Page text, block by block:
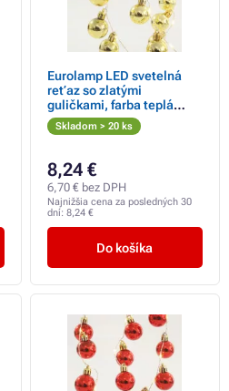
Eurolamp LED svetelná
reťaz so zlatými
guličkami, farba teplá
biela, 36 diód
Skladom > 20 ks
8,24 €
6,70 € bez DPH
Najnižšia cena za posledných 30
dní: 8,24 €
Do košíka